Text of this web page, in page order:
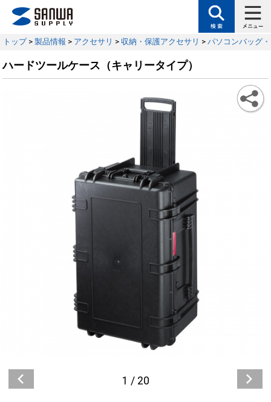
トップ> 製品情報 > アクセサリ > 収納・保護アクセサリ > パソコンバッグ
ハードツールケース（キャリータイプ）
1 / 20